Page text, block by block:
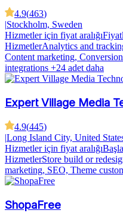
4.9(463)
|Stockholm, Sweden
Hizmetler için fiyat aralığı
HizmetlerAnalytics and
Content marketing,
integrations +24 adet daha
Expert Village Media
4.9(445)
Long Island City, United
Hizmetler için fiyat aralığı
HizmetlerStore build or
marketing, SEO, Theme
ShopaFree